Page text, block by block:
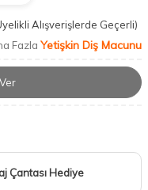
Alışverişlerde Geçerli)
Fazla Yetişkin Diş Macunu
Çantası Hediye